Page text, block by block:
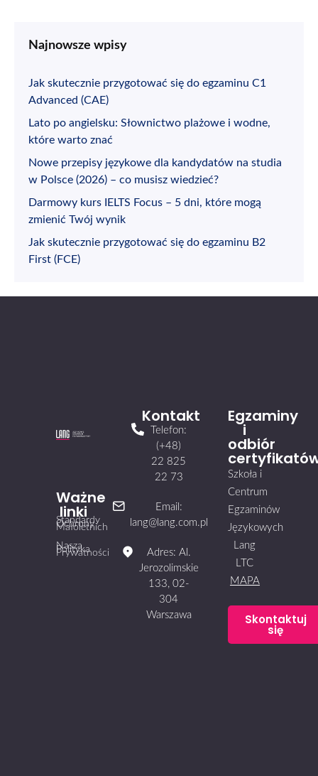
Najnowsze wpisy
Jak skutecznie przygotować się do egzaminu C1
Advanced (CAE)
Lato po angielsku: Słownictwo plażowe i wodne,
które warto znać
Nowe przepisy językowe dla kandydatów na studia
w Polsce (2026) – co musisz wiedzieć?
Darmowy kurs IELTS Focus – 5 dni, które mogą
zmienić Twój wynik
Jak skutecznie przygotować się do egzaminu B2
First (FCE)
Ważne
linki
Standardy
Ochrony
Małoletnich
Nasza
Polityka
Prywatności
Kontakt
Telefon:
(+48)
22 825
22 73
Email:
lang@lang.com.pl
Adres: Al.
Jerozolimskie
133, 02-
304
Warszawa
Egzaminy
i
odbiór
Szkoła i
Centrum
Egzaminów
Językowych
Lang
LTC
MAPA
Skontaktuj
się